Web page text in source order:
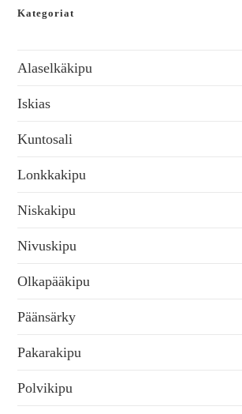
Kategoriat
Alaselkäkipu
Iskias
Kuntosali
Lonkkakipu
Niskakipu
Nivuskipu
Olkapääkipu
Päänsärky
Pakarakipu
Polvikipu